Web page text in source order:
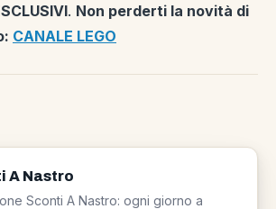
. Non perderti la novità di
CANALE LEGO
A Nastro
Sconti A Nastro: ogni giorno a